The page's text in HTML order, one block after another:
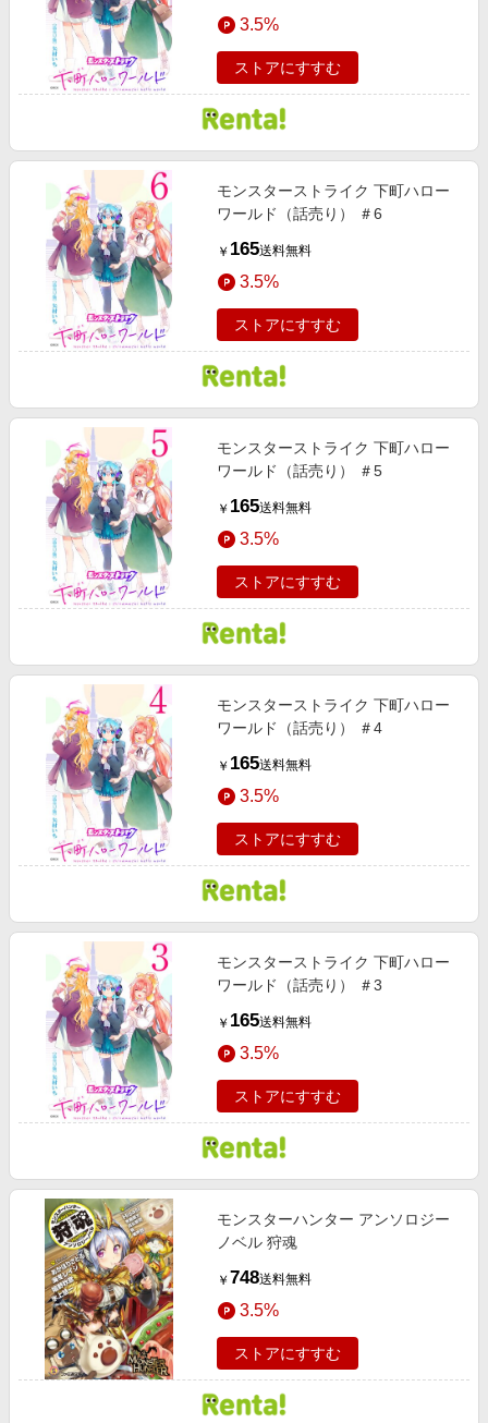
3.5%
ストアにすすむ
モンスターストライク 下町ハロー
ワールド（話売り） ＃6
￥ 165送料無料
3.5%
ストアにすすむ
モンスターストライク 下町ハロー
ワールド（話売り） ＃5
￥ 165送料無料
3.5%
ストアにすすむ
モンスターストライク 下町ハロー
ワールド（話売り） ＃4
￥ 165送料無料
3.5%
ストアにすすむ
モンスターストライク 下町ハロー
ワールド（話売り） ＃3
￥ 165送料無料
3.5%
ストアにすすむ
モンスターハンター アンソロジー
ノベル 狩魂
￥ 748送料無料
3.5%
ストアにすすむ